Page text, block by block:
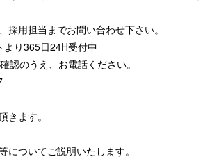
採用担当までお問い合わせ下さい。
より365日24H受付中
認のうえ、お電話ください。
きます。
についてご説明いたします。